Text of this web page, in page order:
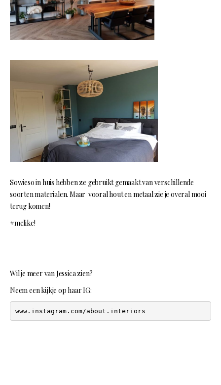
Sowieso in huis hebben ze gebruikt gemaakt van verschillende
soorten materialen. Maar vooral hout en metaal zie je overal mooi
terug komen!
#melike!
Wil je meer van Jessica zien?
Neem een kijkje op haar IG:
www.instagram.com/about.interiors